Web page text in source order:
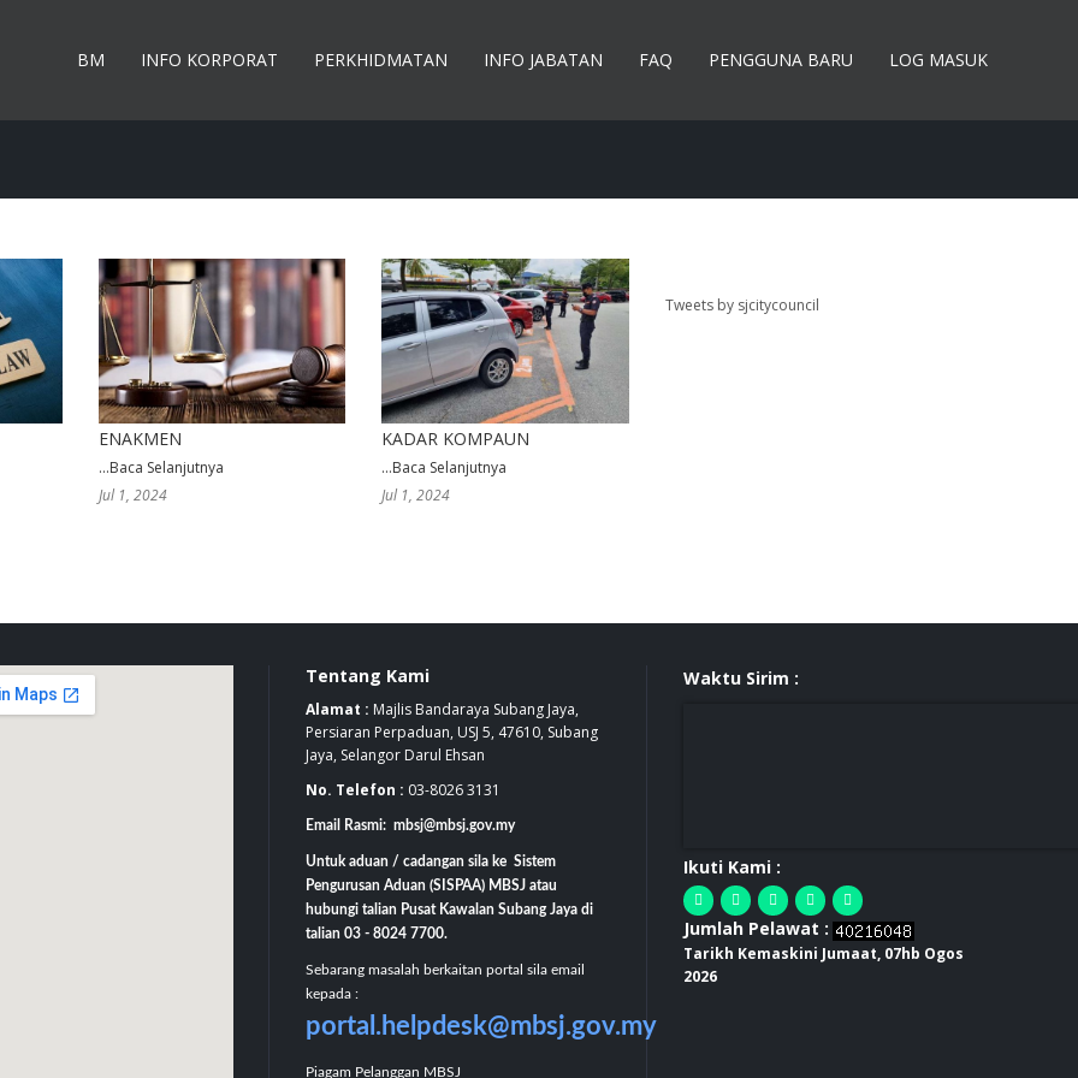
BM INFO KORPORAT PERKHIDMATAN INFO JABATAN FAQ PENGGUNA BARU LOG MASUK
ENAKMEN
...Baca Selanjutnya
Jul 1, 2024
KADAR KOMPAUN
...Baca Selanjutnya
Jul 1, 2024
Tweets by sjcitycouncil
Tentang Kami
Alamat : Majlis Bandaraya Subang Jaya,
Persiaran Perpaduan, USJ 5, 47610, Subang
Jaya, Selangor Darul Ehsan
No. Telefon : 03-8026 3131
Email Rasmi: mbsj@mbsj.gov.my
Untuk aduan / cadangan sila ke Sistem
Pengurusan Aduan (SISPAA) MBSJ atau
hubungi talian Pusat Kawalan Subang Jaya di
talian 03 - 8024 7700.
Sebarang masalah berkaitan portal sila email
kepada :
portal.helpdesk@mbsj.gov.my
Piagam Pelanggan MBSJ
Waktu Sirim :
Ikuti Kami :
Jumlah Pelawat :
Tarikh Kemaskini Jumaat, 07hb Ogos
2026